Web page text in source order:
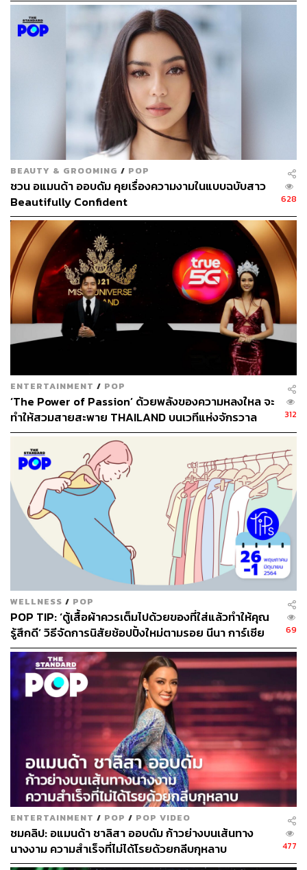
ซึ่งถ้าย้อนหลังกลับไป 5 ปี มงกุฎนี้วนเวียนอยู่ในเอเชียและ
แอฟริกาสลับกัน มียุโรปหลุดเข้ามาแค่ 1 ปี และถ้าย้อนกลับ
ไป 20 ปี มงกุฎ Miss Universe ก็ไม่เคยห่างจากละตินอเมริกา
ยาวนานขนาดนี้ ปีนี้เราจึงได้เห็นปรากฏการณ์ ‘ ยืนงงในดง
ละติน’ เพราะในรอบ 21 คนก็มีนางงามจากละตินอเมริกาเข้า
รอบมากกว่าครึ่ง ขณะที่รอบ 10 คน นางงามละตินอเมริกา
เข้ารอบมากถึง 7 คน ส่วนรอบ 5 คนสุดท้ายก็มีตัวแทนจาก
อินเดียเพียงคนเดียวที่ยืนอยู่ท่ามกลางนางงามจากอเมริกาใต้
อีกทั้งสปอนเซอร์รายใหญ่ของปีนี้ก็คือ ‘เทเลมุนโด’ สื่อยักษ์
ใหญ่ของละตินอเมริกา และแว่วว่าการประกวดครั้งต่อไปจะ
ไปจัดที่ประเทศคอสตาริกา ดังนั้นให้มงกุฎอยู่ในทวีปจุดคบ
เพลิงส่องทางไว้ก่อนน่าจะดีกว่า
ถึงแม้อแมนด้าจะพลาดมงกุฎ แต่ก็สร้างปรากฏการณ์หลายๆ
อย่างให้วงการนางงาม รวมทั้งสร้างมาตรฐานใหม่ท้าทายให้
นางงามปีต่อๆ ไปทำให้ได้แบบเธอ
ขยัน อดทน มีวินัย แบบนักกีฬา
อแมนด้าทำให้เรารู้ว่าการประกวดนางงามไม่ใช่เรื่องง่าย
จากวิดีโอเบื้องหลังการเตรียมตัวต่างๆ ทั้งการออกกำลังกาย
เพื่อรักษารูปร่าง การพัฒนาบุคลิกภาพ การซ้อมเดินเพื่อพรี
เซนต์ชุดต่างๆ หลายคนอาจคิดว่าไม่เห็นจะยากเลย กลับน่า
สนุกด้วยซ้ำที่จะได้แต่งหน้าแต่งตัวสวยๆ แต่ลองคิดว่าถ้าต้อง
ตื่นเช้าลุกขึ้นทำอย่างนั้นทุกวัน โดยไม่แสดงอาการเหนื่อย
หรือระเบิดอารมณ์ออกมา ก็ต้องอาศัยทั้งวินัยและความ
อดทนอย่างสูง แค่เฉพาะท่า Amanda Sky Walk หรือการ
BEAUTY & GROOMING / POP
ชวน อแมนด้า ออบดัม คุยเรื่องความงามในแบบฉบับสาว
Beautifully Confident
628
ENTERTAINMENT / POP
‘The Power of Passion’ ด้วยพลังของความหลงใหล จะ
ทำให้สวมสายสะพาย THAILAND บนเวทีแห่งจักรวาล
อย่างภาคภูมิ
312
WELLNESS / POP
POP TIP: ‘ตู้เสื้อผ้าควรเต็มไปด้วยของที่ใส่แล้วทำให้คุณ
รู้สึกดี’ วิธีจัดการนิสัยช้อปปิ้งใหม่ตามรอย นีนา การ์เซีย
69
ENTERTAINMENT / POP / POP VIDEO
ชมคลิป: อแมนด้า ชาลิสา ออบดัม ก้าวย่างบนเส้นทาง
นางงาม ความสำเร็จที่ไม่ได้โรยด้วยกลีบกุหลาบ
477